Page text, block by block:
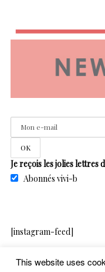
Je reçois les jolies lettres
Abonnés vivi-b
[instagram-feed]
This website uses